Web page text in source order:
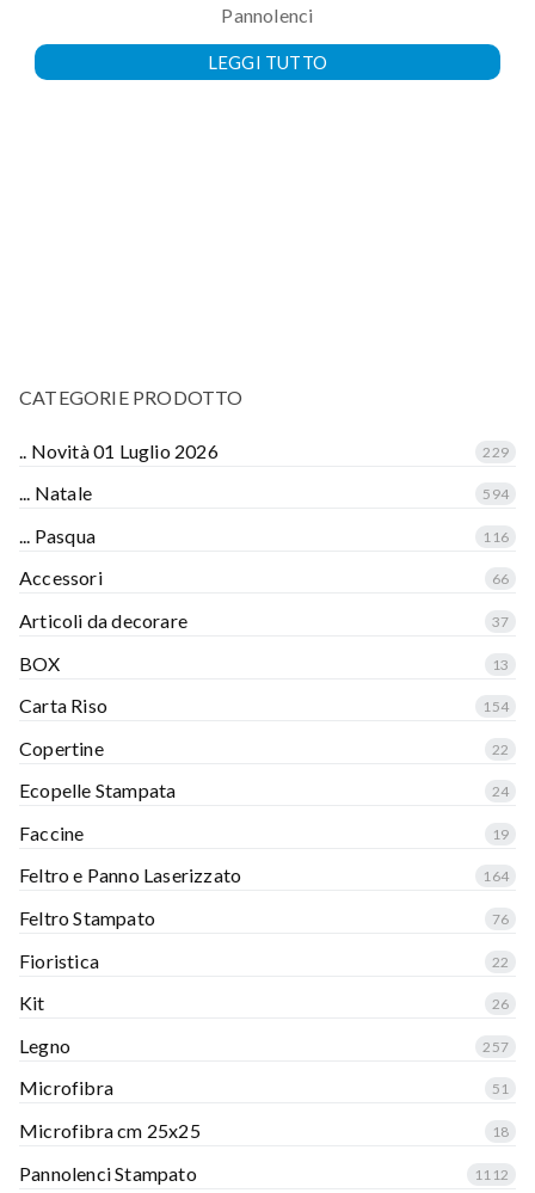
Pannolenci
LEGGI TUTTO
CATEGORIE PRODOTTO
.. Novità 01 Luglio 2026 229
... Natale 594
... Pasqua 116
Accessori 66
Articoli da decorare 37
BOX 13
Carta Riso 154
Copertine 22
Ecopelle Stampata 24
Faccine 19
Feltro e Panno Laserizzato 164
Feltro Stampato 76
Fioristica 22
Kit 26
Legno 257
Microfibra 51
Microfibra cm 25x25 18
Pannolenci Stampato 1112